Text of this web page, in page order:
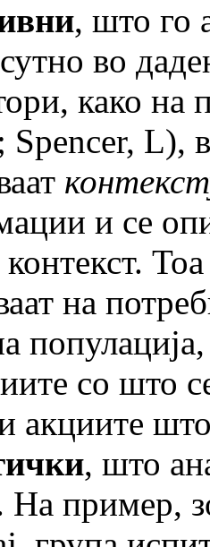
, што го
во
како на
L),
и се
контекст.
на
со што
акциите
, што
На пример,